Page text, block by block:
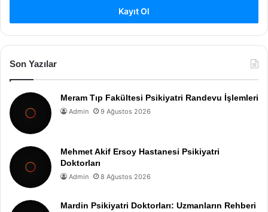
Kayıt Ol
Son Yazılar
Meram Tıp Fakültesi Psikiyatri Randevu İşlemleri
Admin 9 Ağustos 2026
Mehmet Akif Ersoy Hastanesi Psikiyatri
Doktorları
Admin 8 Ağustos 2026
Mardin Psikiyatri Doktorları: Uzmanların Rehberi